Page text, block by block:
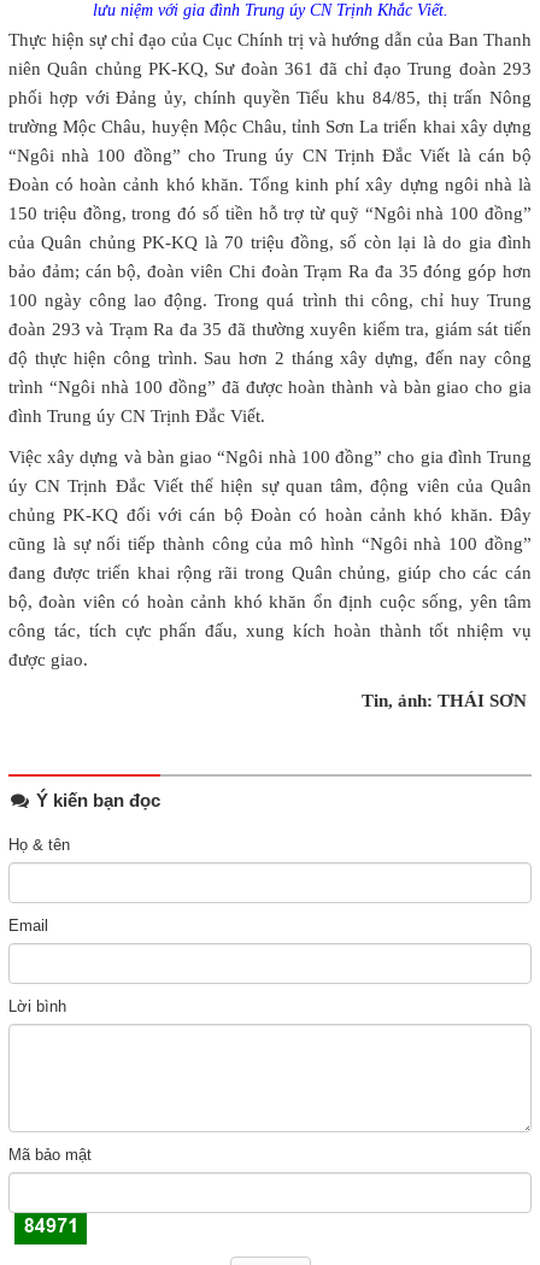
lưu niệm với gia đình Trung úy CN Trịnh Khắc Viết.
Thực hiện sự chỉ đạo của Cục Chính trị và hướng dẫn của Ban Thanh
niên Quân chủng PK-KQ, Sư đoàn 361 đã chỉ đạo Trung đoàn 293
phối hợp với Đảng ủy, chính quyền Tiểu khu 84/85, thị trấn Nông
trường Mộc Châu, huyện Mộc Châu, tỉnh Sơn La triển khai xây dựng
“Ngôi nhà 100 đồng” cho Trung úy CN Trịnh Đắc Viết là cán bộ
Đoàn có hoàn cảnh khó khăn. Tổng kinh phí xây dựng ngôi nhà là
150 triệu đồng, trong đó số tiền hỗ trợ từ quỹ “Ngôi nhà 100 đồng”
của Quân chủng PK-KQ là 70 triệu đồng, số còn lại là do gia đình
bảo đảm; cán bộ, đoàn viên Chi đoàn Trạm Ra đa 35 đóng góp hơn
100 ngày công lao động. Trong quá trình thi công, chỉ huy Trung
đoàn 293 và Trạm Ra đa 35 đã thường xuyên kiểm tra, giám sát tiến
độ thực hiện công trình. Sau hơn 2 tháng xây dựng, đến nay công
trình “Ngôi nhà 100 đồng” đã được hoàn thành và bàn giao cho gia
đình Trung úy CN Trịnh Đắc Viết.
Việc xây dựng và bàn giao “Ngôi nhà 100 đồng” cho gia đình Trung
úy CN Trịnh Đắc Viết thể hiện sự quan tâm, động viên của Quân
chủng PK-KQ đối với cán bộ Đoàn có hoàn cảnh khó khăn. Đây
cũng là sự nối tiếp thành công của mô hình “Ngôi nhà 100 đồng”
đang được triển khai rộng rãi trong Quân chủng, giúp cho các cán
bộ, đoàn viên có hoàn cảnh khó khăn ổn định cuộc sống, yên tâm
công tác, tích cực phấn đấu, xung kích hoàn thành tốt nhiệm vụ
được giao.
Tin, ảnh: THÁI SƠN
Ý kiến bạn đọc
Họ & tên
Email
Lời bình
Mã bảo mật